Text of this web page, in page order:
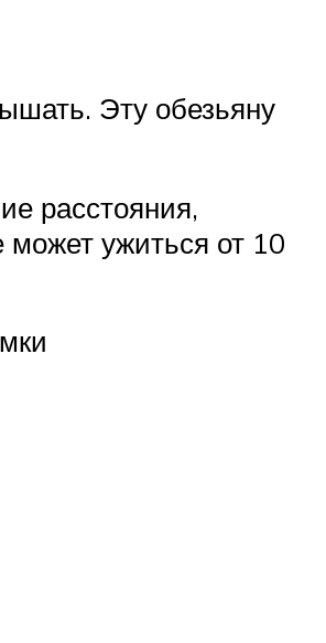
Эту обезьяну
расстояния,
может ужиться от 10